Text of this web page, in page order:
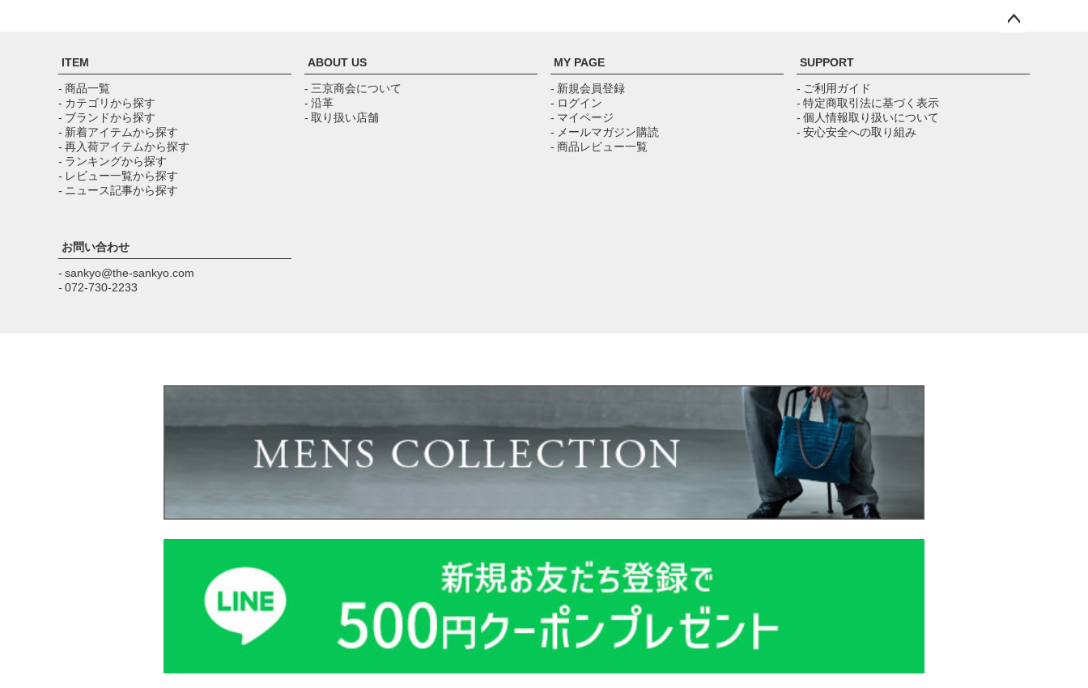
ップ
ITEM
- 商品一覧
- カテゴリから探す
- ブランドから探す
- 新着アイテムから探す
- 再入荷アイテムから探す
- ランキングから探す
- レビュー一覧から探す
- ニュース記事から探す
ABOUT US
- 三京商会について
- 沿革
- 取り扱い店舗
MY PAGE
- 新規会員登録
- ログイン
- マイページ
- メールマガジン購読
- 商品レビュー一覧
SUPPORT
- ご利用ガイド
- 特定商取引法に基づく表示
- 個人情報取り扱いについて
- 安心安全への取り組み
お問い合わせ
- sankyo@the-sankyo.com
- 072-730-2233